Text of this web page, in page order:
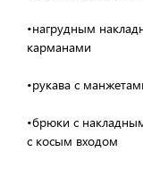
•нагрудным
карманами
•рукава с
•брюки с
с косым входом